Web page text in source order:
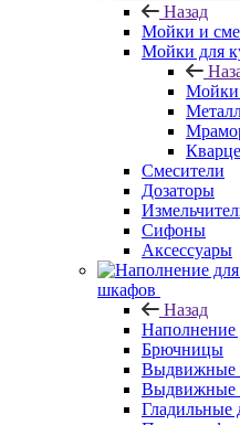
Назад
Мойки и
Мойки для
Мойки
Смесители
Дозаторы
Сифоны
Аксессуары
шкафов
Назад
Наполнение
Брючницы
Выдвижные
Выдвижные
Гладильные